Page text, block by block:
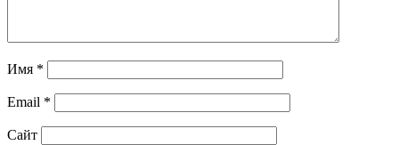
Имя *
Email *
Сайт